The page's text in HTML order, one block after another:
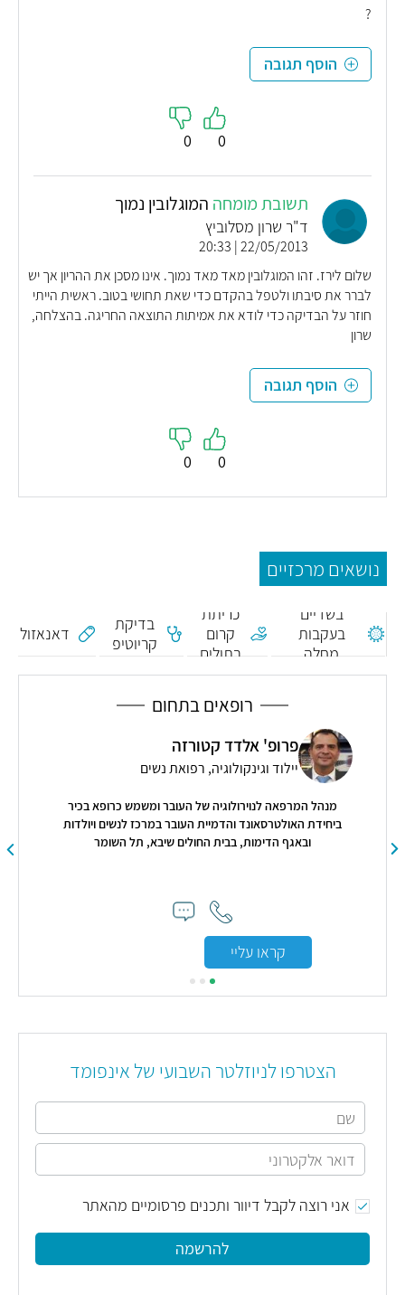
?
הוסף תגובה
0
0
תשובת מומחה המוגלובין נמוך
ד"ר שרון מסלוביץ
22/05/2013 | 20:33
שלום לירז. זהו המוגלובין מאד מאד נמוך. אינו מסכן את ההריון אך יש
לברר את סיבתו ולטפל בהקדם כדי שאת תחושי בטוב. ראשית הייתי
חוזר על הבדיקה כדי לודא את אמיתות התוצאה החריגה. בהצלחה,
שרון
הוסף תגובה
0
0
נושאים מרכזיים
בשדיים
בעקבות
מחלה
פיברוציסטית
כריתת
קרום
בתולים
בדיקת
קריוטיפ
דאנאזול
רופאים בתחום
פרופ' אלדד קטורזה
יילוד וגינקולוגיה, רפואת נשים
מנהל המרפאה לנוירולוגיה של העובר ומשמש כרופא בכיר
ביחידת האולטרסאונד והדמיית העובר במרכז לנשים ויולדות
ובאגף הדימות, בבית החולים שיבא, תל השומר
קראו עליי
הצטרפו לניוזלטר השבועי של אינפומד
אני רוצה לקבל דיוור ותכנים פרסומיים מהאתר
להרשמה